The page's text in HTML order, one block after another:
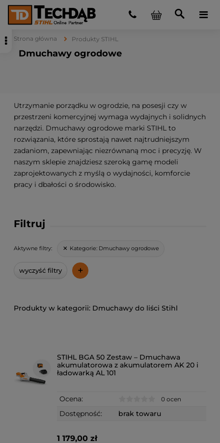
Strona główna Produkty STIHL
Dmuchawy ogrodowe
Filtruj
Aktywne filtry: Kategorie: Dmuchawy ogrodowe
wyczyść filtry +
Utrzymanie porządku w ogrodzie, na posesji czy w
przestrzeni komercyjnej wymaga wydajnych i solidnych
narzędzi. Dmuchawy ogrodowe marki STIHL to
rozwiązania, które sprostają nawet najtrudniejszym
zadaniom, zapewniając niezrównaną moc i precyzję. W
naszym sklepie znajdziesz szeroką gamę modeli
zaprojektowanych z myślą o wydajności, komforcie
pracy i dbałości o środowisko.
Dmuchawy do liści Stihl
STIHL BGA 50 Zestaw – Dmuchawa
akumulatorowa z akumulatorem AK 20 i
ładowarką AL 101
Ocena: 0 ocen
Dostępność: brak towaru
1 179,00 zł